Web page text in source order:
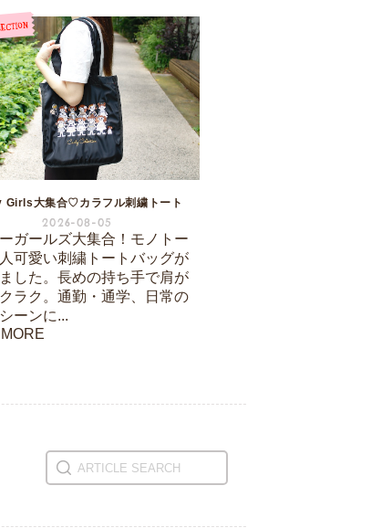
Girls大集合♡カラフル刺繍トート
2026-08-05
ガールズ大集合！モノトー
可愛い刺繍トートバッグが
した。長めの持ち手で肩が
ラク。通勤・通学、日常の
ーンに...